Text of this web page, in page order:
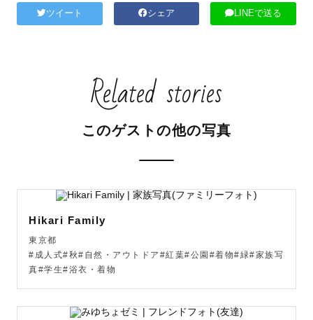
ツイート シェア LINEで送る
Related stories
このゲストの他の写真
Hikari Family
東京都
#成人式#秋#自然・アウトドア#紅葉#公園#着物#緑#家族写
真#学生#浴衣・着物